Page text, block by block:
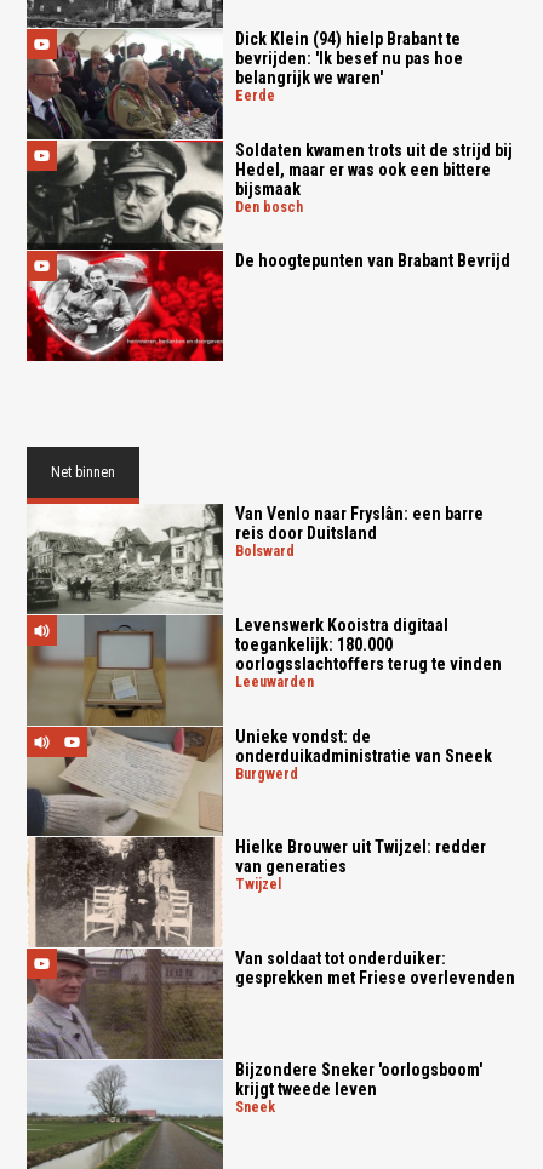
Dick Klein (94) hielp Brabant te
bevrijden: 'Ik besef nu pas hoe
belangrijk we waren'
eerde
Soldaten kwamen trots uit de strijd bij
Hedel, maar er was ook een bittere
bijsmaak
den bosch
De hoogtepunten van Brabant Bevrijd
Net binnen
Van Venlo naar Fryslân: een barre
reis door Duitsland
bolsward
Levenswerk Kooistra digitaal
toegankelijk: 180.000
oorlogsslachtoffers terug te vinden
leeuwarden
Unieke vondst: de
onderduikadministratie van Sneek
burgwerd
Hielke Brouwer uit Twijzel: redder
van generaties
twijzel
Van soldaat tot onderduiker:
gesprekken met Friese overlevenden
Bijzondere Sneker 'oorlogsboom'
krijgt tweede leven
sneek